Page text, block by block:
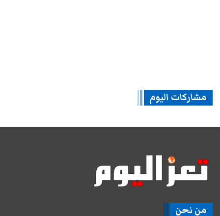
مشاركات اليوم
من نحن